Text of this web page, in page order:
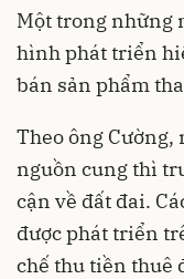
Một trong những
hình phát triển
bán sản phẩm
Theo ông
nguồn cung thì
cận về đất đai.
được phát triển
chế thu tiền thuê